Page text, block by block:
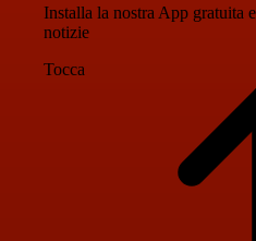
Installa la nostra App gratuita
notizie
Tocca